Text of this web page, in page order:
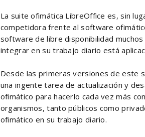
La suite ofimática LibreOffice es, sin
competidora frente al software
software de libre disponibilidad
integrar en su trabajo diario está
Desde las primeras versiones de este
una ingente tarea de actualización y
ofimático para hacerlo cada vez más
organismos, tanto públicos como
ofimático en su trabajo diario.